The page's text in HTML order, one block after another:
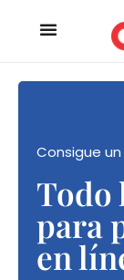
Consigue
Todo
para
en